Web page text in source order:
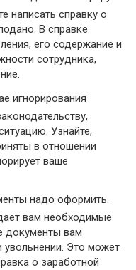
написать справку о
В справке
его содержание и
сотрудника,
игнорирования
Узнайте,
в отношении
ваше
надо оформить.
вам необходимые
документы вам
Это может
о заработной